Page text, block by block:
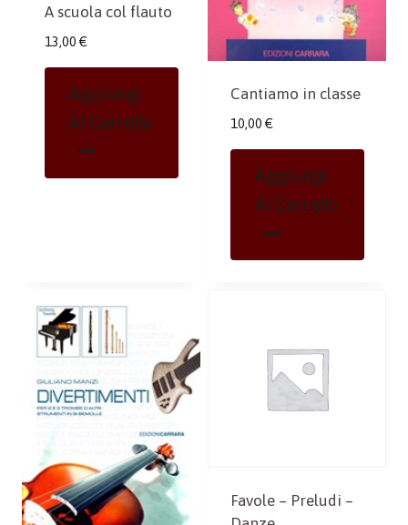
A scuola col flauto
13,00 €
Aggiungi
Al Carrello
Cantiamo in classe
10,00 €
Aggiungi
Al Carrello
Favole – Preludi –